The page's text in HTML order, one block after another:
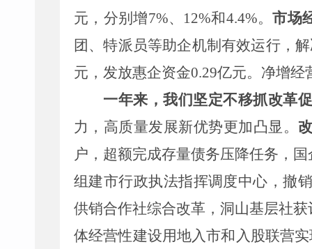
元， 分别增7%、 12%和4.4%。市场
团、特派员等助企机制有效运行，
元，发放惠企资金0.29亿元。净增经
一年来，我们坚定不移抓改革
力，高质量发展新优势更加凸显 。
户，超额完成存量债务压降任务 ，
组建市行政执法指挥调度中心，撤
供销合作社综合改革，洞山基层社
体经营性建设用地入市和入股联营